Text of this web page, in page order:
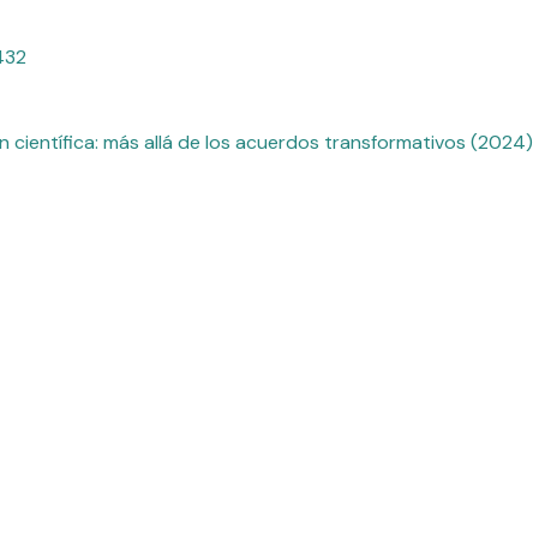
científica: más allá de los acuerdos transformativos (2024)